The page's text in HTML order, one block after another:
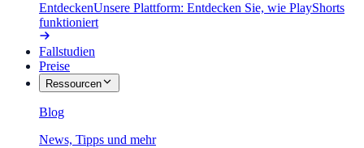
EntdeckenUnsere Plattform: Entdecken Sie, wie PlayShorts
funktioniert
Fallstudien
Preise
Ressourcen
Blog
News, Tipps und mehr